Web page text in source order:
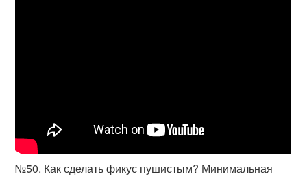
№50. Как сделать фикус пушистым? Минимальная